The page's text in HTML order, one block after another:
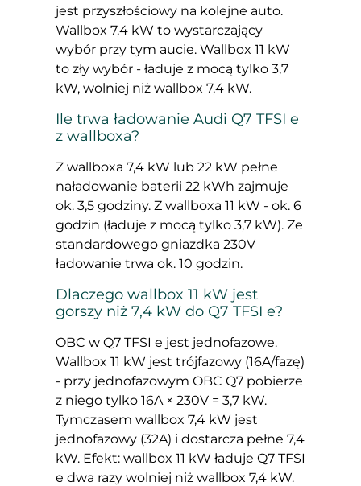
jest przyszłościowy na kolejne auto.
Wallbox 7,4 kW to wystarczający
wybór przy tym aucie. Wallbox 11 kW
to zły wybór - ładuje z mocą tylko 3,7
kW, wolniej niż wallbox 7,4 kW.
Ile trwa ładowanie Audi Q7 TFSI e
z wallboxa?
Z wallboxa 7,4 kW lub 22 kW pełne
naładowanie baterii 22 kWh zajmuje
ok. 3,5 godziny. Z wallboxa 11 kW - ok. 6
godzin (ładuje z mocą tylko 3,7 kW). Ze
standardowego gniazdka 230V
ładowanie trwa ok. 10 godzin.
Dlaczego wallbox 11 kW jest
gorszy niż 7,4 kW do Q7 TFSI e?
OBC w Q7 TFSI e jest jednofazowe.
Wallbox 11 kW jest trójfazowy (16A/fazę)
- przy jednofazowym OBC Q7 pobierze
z niego tylko 16A × 230V = 3,7 kW.
Tymczasem wallbox 7,4 kW jest
jednofazowy (32A) i dostarcza pełne 7,4
kW. Efekt: wallbox 11 kW ładuje Q7 TFSI
e dwa razy wolniej niż wallbox 7,4 kW.